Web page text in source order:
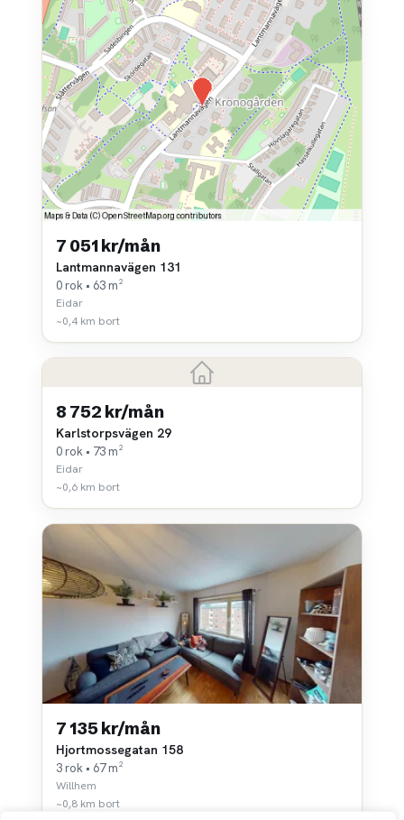
7 051 kr/mån
Lantmannavägen 131
0 rok • 63 m²
Eidar
~0,4 km bort
8 752 kr/mån
Karlstorpsvägen 29
0 rok • 73 m²
Eidar
~0,6 km bort
7 135 kr/mån
Hjortmossegatan 158
3 rok • 67 m²
Willhem
~0,8 km bort